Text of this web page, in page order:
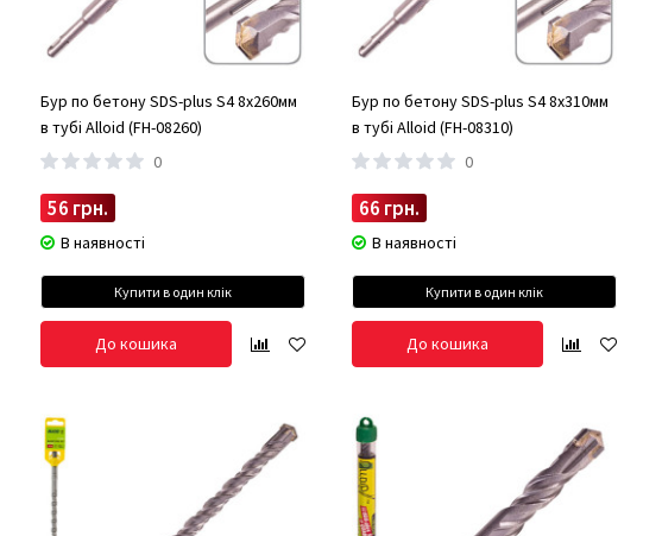
Бур по бетону SDS-plus S4 8x260мм
в тубі Alloid (FH-08260)
0
56 грн.
В наявності
Купити в один клік
До кошика
Бур по бетону SDS-plus S4 8x310мм
в тубі Alloid (FH-08310)
0
66 грн.
В наявності
Купити в один клік
До кошика